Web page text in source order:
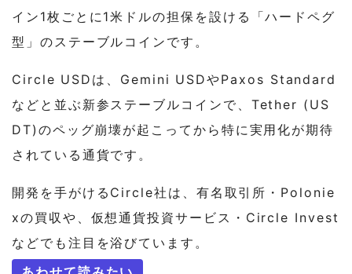
イン1枚ごとに1米ドルの担保を設ける「ハードペグ
型」のステーブルコインです。
Circle USDは、Gemini USDやPaxos Standard
などと並ぶ新参ステーブルコインで、Tether (US
DT)のペッグ崩壊が起こってから特に実用化が期待
されている通貨です。
開発を手がけるCircle社は、有名取引所・Polonie
xの買収や、仮想通貨投資サービス・Circle Invest
などでも注目を浴びています。